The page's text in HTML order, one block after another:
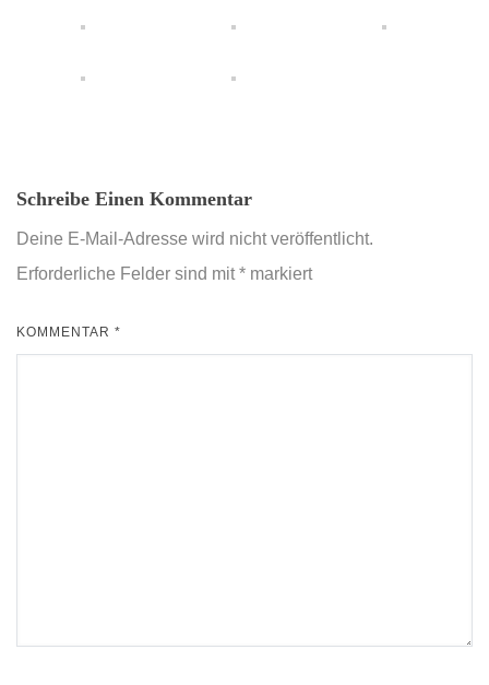
Schreibe Einen Kommentar
Deine E-Mail-Adresse wird nicht veröffentlicht.
Erforderliche Felder sind mit* markiert
KOMMENTAR *